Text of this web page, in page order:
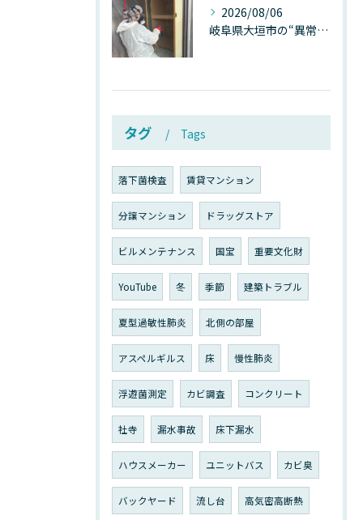
2026/08/06
岐阜県大垣市の“異常に高い気温”が建物内部を腐らせる──深層カビが爆発的に増える本当の理由
タグ Tags
落下菌検査 賃貸マンション
分譲マンション ドラッグストア
ビルメンテナンス 国宝 重要文化財
YouTube 冬 季節 建築トラブル
夏型過敏性肺炎 北側の部屋
アスペルギルス 床 慢性肺炎
浮遊菌測定 カビ調査 コンクリート
社寺 漏水事故 床下漏水
ハウスメーカー ユニットバス カビ臭
バックヤード 流し台 高気密高断熱